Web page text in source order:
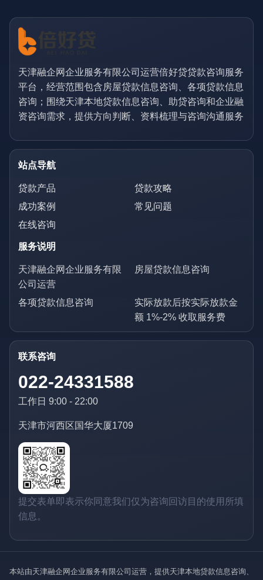
天津融企网企业服务有限公司运营倍好贷贷款咨询服务
平台，经营范围包含房屋贷款信息咨询、各项贷款信息
咨询；围绕天津本地贷款信息咨询、助贷咨询和企业融
资咨询需求，提供方向判断、资料梳理与咨询沟通服务
站点导航
贷款产品
贷款攻略
成功案例
常见问题
在线咨询
服务说明
天津融企网企业服务有限
公司运营
房屋贷款信息咨询
各项贷款信息咨询
实际放款后按实际放款金
额 1%-2% 收取服务费
联系咨询
022-24331588
工作日 9:00 - 22:00
天津市河西区国华大厦1709
提交表单即表示你同意我们仅为咨询回访目的使用所填
信息。
本站由天津融企网企业服务有限公司运营，提供天津本地贷款信息咨询、